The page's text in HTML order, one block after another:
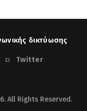
δικτύωσης
Twitter
All Rights Reserved.